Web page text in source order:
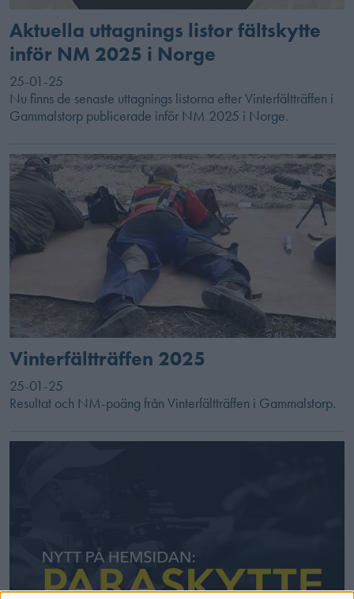
Aktuella uttagnings listor fältskytte
inför NM 2025 i Norge
25-01-25
Nu finns de senaste uttagnings listorna efter Vinterfältträffen i
Gammalstorp publicerade inför NM 2025 i Norge.
Vinterfältträffen 2025
25-01-25
Resultat och NM-poäng från Vinterfältträffen i Gammalstorp.